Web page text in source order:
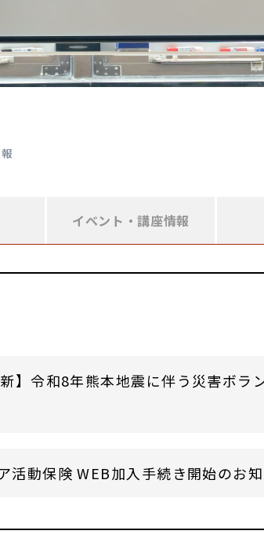
イベント・講座情報
新】令和8年熊本地震に伴う災害ボラ
活動保険 WEB加入手続き開始のお